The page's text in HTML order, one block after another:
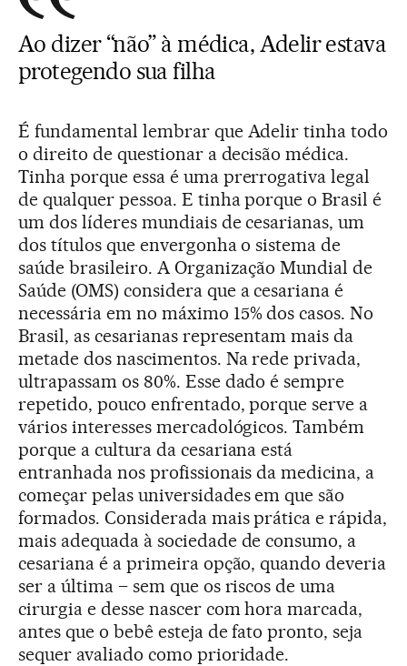
Ao dizer “não” à médica, Adelir estava
protegendo sua filha
É fundamental lembrar que Adelir tinha todo
o direito de questionar a decisão médica.
Tinha porque essa é uma prerrogativa legal
de qualquer pessoa. E tinha porque o Brasil é
um dos líderes mundiais de cesarianas, um
dos títulos que envergonha o sistema de
saúde brasileiro. A Organização Mundial de
Saúde (OMS) considera que a cesariana é
necessária em no máximo 15% dos casos. No
Brasil, as cesarianas representam mais da
metade dos nascimentos. Na rede privada,
ultrapassam os 80%. Esse dado é sempre
repetido, pouco enfrentado, porque serve a
vários interesses mercadológicos. Também
porque a cultura da cesariana está
entranhada nos profissionais da medicina, a
começar pelas universidades em que são
formados. Considerada mais prática e rápida,
mais adequada à sociedade de consumo, a
cesariana é a primeira opção, quando deveria
ser a última – sem que os riscos de uma
cirurgia e desse nascer com hora marcada,
antes que o bebê esteja de fato pronto, seja
sequer avaliado como prioridade.